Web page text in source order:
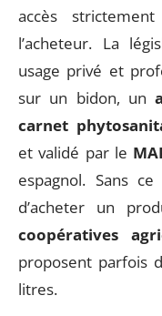
accès
l’acheteur. La
usage privé et
sur un bidon, un
carnet
et validé par le
espagnol. Sans
d’acheter un
coopératives
proposent parfois
litres.